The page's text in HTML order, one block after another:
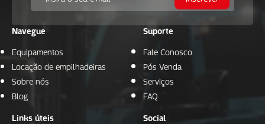
Navegue
Equipamentos
Locação de empilhadeiras
Sobre nós
Blog
Suporte
Fale Conosco
Pós Venda
Serviços
FAQ
Links úteis
Social